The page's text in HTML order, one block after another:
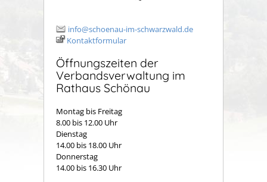
info@schoenau-im-schwarzwald.de
Kontaktformular
Öffnungszeiten der
Verbandsverwaltung im
Rathaus Schönau
Montag bis Freitag
8.00 bis 12.00 Uhr
Dienstag
14.00 bis 18.00 Uhr
Donnerstag
14.00 bis 16.30 Uhr